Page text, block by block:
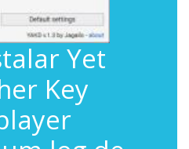
Yet
Key